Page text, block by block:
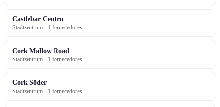
Castlebar Centro
Stadtzentrum · 1 fornecedores
Cork Mallow Road
Stadtzentrum · 1 fornecedores
Cork Söder
Stadtzentrum · 1 fornecedores